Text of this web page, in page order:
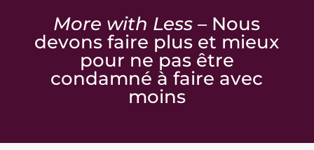
More with Less – Nous
devons faire plus et mieux
pour ne pas être
condamné à faire avec
moins